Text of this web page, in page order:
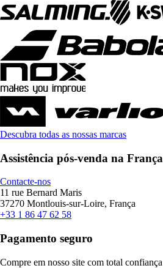
Descubra todas as nossas marcas
Assistência pós-venda na França
Contacte-nos
11 rue Bernard Maris
37270 Montlouis-sur-Loire, França
+33 1 86 47 62 58
Pagamento seguro
Compre em nosso site com total confiança